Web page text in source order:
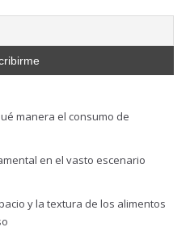
manera el consumo de
en el vasto escenario
y la textura de los alimentos